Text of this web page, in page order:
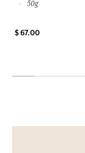
50g
$ 67.00